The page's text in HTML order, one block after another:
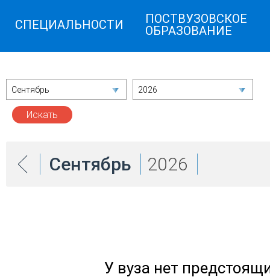
СПЕЦИАЛЬНОСТИ
ПОСТВУЗОВСКОЕ
ОБРАЗОВАНИЕ
Сентябрь 2026
Сентябрь 2026
У вуза нет